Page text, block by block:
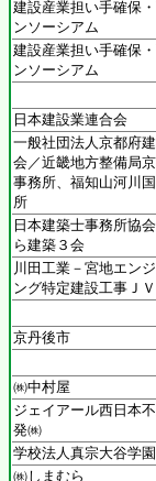
建設産業担い手確保
ンソーシアム
建設産業担い手確保
ンソーシアム
日本建設業連合会
一般社団法人京都府
会／近畿地方整備局
事務所、福知山河川
所
日本建築士事務所協
ら建築３会
川田工業－宮地エン
ング特定建設工事ＪＶ
京丹後市
㈱中村屋
ジェイアール西日本
発㈱
学校法人真宗大谷学園
㈱しまむら